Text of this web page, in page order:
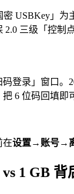
USBKey」为
三级「控制
登录」窗口。
6 位码回填即
在设置→账号→
1 GB 背